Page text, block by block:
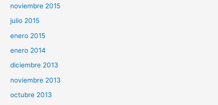
noviembre 2015
julio 2015
enero 2015
enero 2014
diciembre 2013
noviembre 2013
octubre 2013